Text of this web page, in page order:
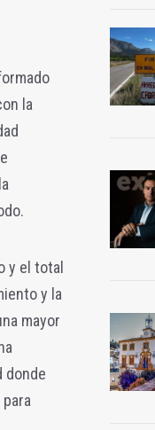
la
y el total
y la
mayor
donde